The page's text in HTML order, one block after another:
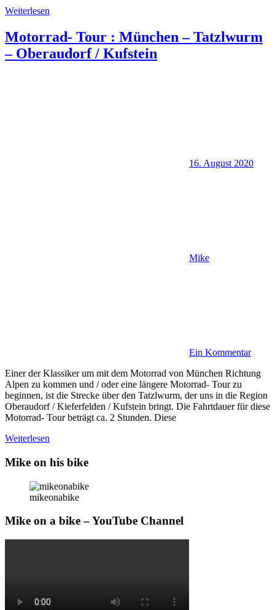
Weiterlesen
Motorrad- Tour : München – Tatzlwurm
– Oberaudorf / Kufstein
16. August 2020
Mike
Ein Kommentar
Einer der Klassiker um mit dem Motorrad von München Richtung
Alpen zu kommen und / oder eine längere Motorrad- Tour zu
beginnen, ist die Strecke über den Tatzlwurm, der uns in die Region
Oberaudorf / Kieferfelden / Kufstein bringt. Die Fahrtdauer für diese
Motorrad- Tour beträgt ca. 2 Stunden. Diese
Weiterlesen
Mike on his bike
mikeonabike
Mike on a bike – YouTube Channel